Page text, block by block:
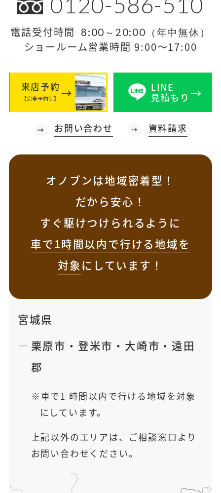
電話受付時間 8:00～20:00（年中無休）
ショールーム営業時間 9:00～17:00
来店予約
【完全予約制】
LINE
見積もり
お問い合わせ 資料請求
オノブンは地域密着型！
だから安心！
すぐ駆けつけられるように
車で1時間以内で行ける地域を
対象にしています！
宮城県
栗原市 ・ 登米市 ・ 大崎市 ・ 遠田
郡
車で1 時間以内で行ける地域を対象
にしています。
上記以外のエリアは、ご相談窓口より
お問い合わせください。